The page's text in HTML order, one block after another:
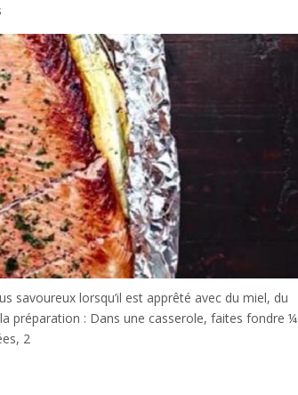
savoureux lorsqu’il est apprêté avec du miel, du
préparation : Dans une casserole, faites fondre ¼
2